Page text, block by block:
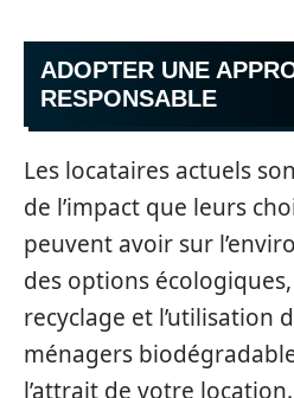
ADOPTER UNE
RESPONSABLE
Les locataires actuels
de l’impact que leurs
peuvent avoir sur
des options
recyclage et l’utilisation
ménagers
l’attrait de votre